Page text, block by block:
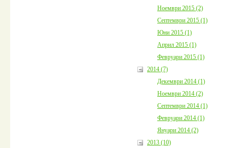
Ноември 2015 (2)
Септември 2015 (1)
Юни 2015 (1)
Април 2015 (1)
Февруари 2015 (1)
2014 (7)
Декември 2014 (1)
Ноември 2014 (2)
Септември 2014 (1)
Февруари 2014 (1)
Януари 2014 (2)
2013 (10)